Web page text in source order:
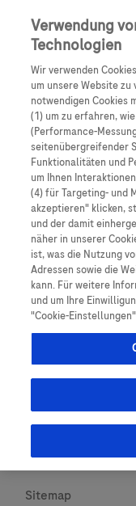
Skip to main content
Produkte
Es tut uns leid, aber es
Über Roche
Impressum
Rechtliche
Datenschutz
Cookie-
Urheberrecht
Newsletter
Sitemap
Verwendung
Technologien
Wir verwenden
um unsere Website
notwendigen Cookies
(1) um zu erfahren,
(Performance-
seitenübergreifender
Funktionalitäten und
um Ihnen
(4) für Targeting- und
akzeptieren" klicken,
und der damit
näher in unserer
ist, was die Nutzung
Adressen sowie die
kann. Für weitere
und um Ihre
"Cookie-